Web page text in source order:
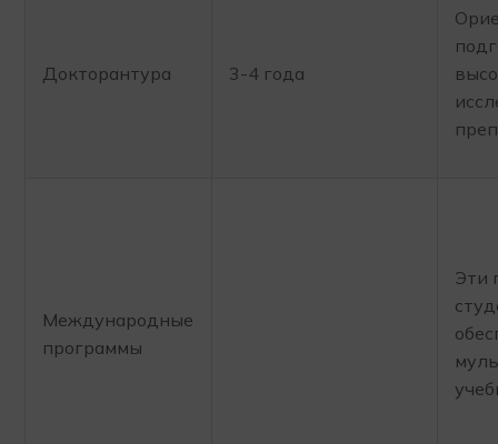
Докторантура 3-4 года
Международные
программы
Эти